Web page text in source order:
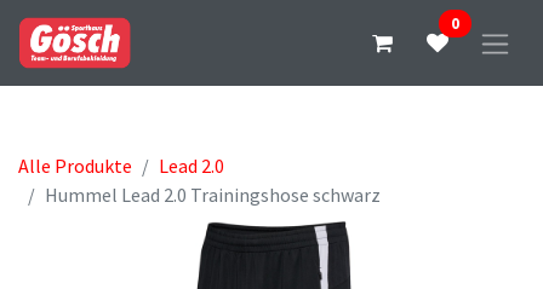
0
Alle Produkte
Lead 2.0
Hummel Lead 2.0 Trainingshose schwarz